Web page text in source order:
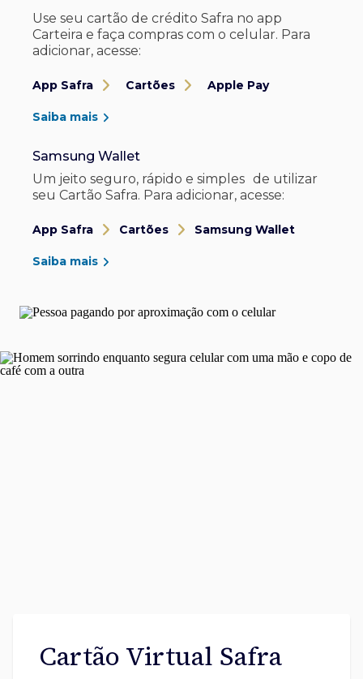
Use seu cartão de crédito Safra no app
Carteira e faça compras com o celular. Para
adicionar, acesse:
App Safra Cartões Apple Pay
Saiba mais
Samsung Wallet
Um jeito seguro, rápido e simples de utilizar
seu Cartão Safra. Para adicionar, acesse:
App Safra Cartões Samsung Wallet
Saiba mais
Cartão Virtual Safra